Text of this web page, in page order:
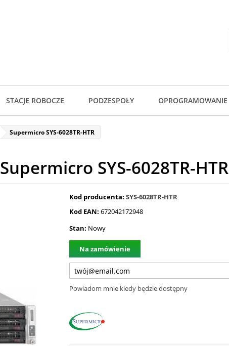
STACJE ROBOCZE PODZESPOŁY OPROGRAMOWANIE
Supermicro SYS-6028TR-HTR
Supermicro SYS-6028TR-HTR
Kod producenta: SYS-6028TR-HTR
Kod EAN: 672042172948
Stan: Nowy
Na zamówienie
Powiadom mnie kiedy będzie dostępny